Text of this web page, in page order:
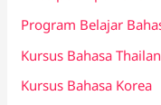
u
k
:
Program Belajar
Kursus Bahasa
Kursus Bahasa Korea